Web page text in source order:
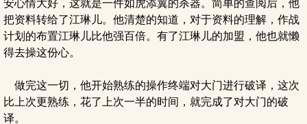
安心情大好，这就是一件如虎添翼的杀器。简单的查阅后，他
把资料转给了江琳儿。他清楚的知道，对于资料的理解，作战
计划的布置江琳儿比他强百倍。有了江琳儿的加盟，他也就懒
得去操这份心。
做完这一切，他开始熟练的操作终端对大门进行破译，这次
比上次更熟练，花了上次一半的时间，就完成了对大门的破
译。